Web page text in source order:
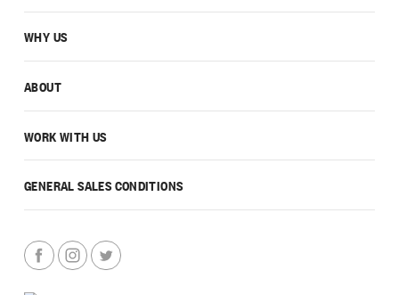
WHY US
ABOUT
WORK WITH US
GENERAL SALES CONDITIONS